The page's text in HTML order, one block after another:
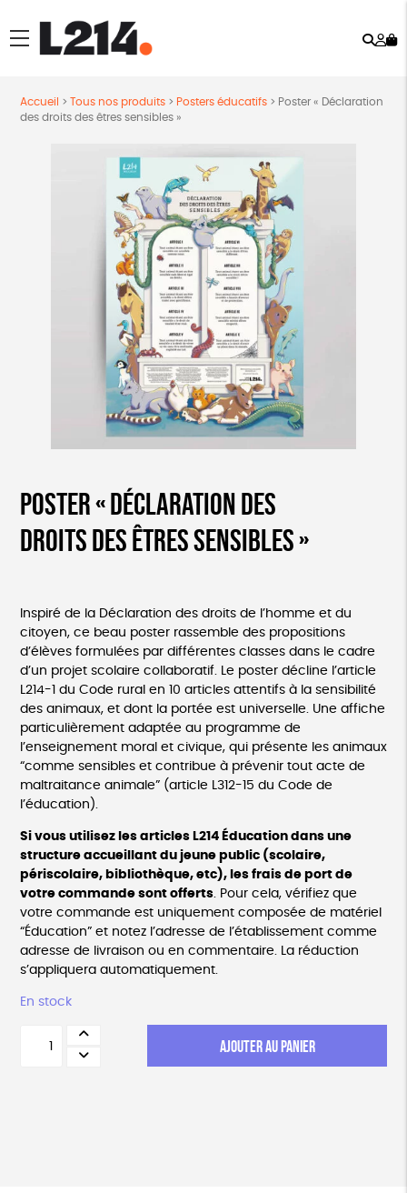
menu
Accueil > Tous nos produits> Posters éducatifs> Poster « Déclaration
des droits des êtres sensibles »
Poster « Déclaration des
droits des êtres sensibles »
Inspiré de la Déclaration des droits de l’homme et du
citoyen, ce beau poster rassemble des propositions
d’élèves formulées par différentes classes dans le cadre
d’un projet scolaire collaboratif. Le poster décline l’article
L214-1 du Code rural en 10 articles attentifs à la sensibilité
des animaux, et dont la portée est universelle. Une affiche
particulièrement adaptée au programme de
l’enseignement moral et civique, qui présente les animaux
“comme sensibles et contribue à prévenir tout acte de
maltraitance animale” (article L312-15 du Code de
l’éducation).
Si vous utilisez les articles L214 Éducation dans une
structure accueillant du jeune public (scolaire,
périscolaire, bibliothèque, etc), les frais de port de
votre commande sont offerts. Pour cela, vérifiez que
votre commande est uniquement composée de matériel
“Éducation” et notez l’adresse de l’établissement comme
adresse de livraison ou en commentaire. La réduction
s’appliquera automatiquement.
En stock
AJOUTER AU PANIER